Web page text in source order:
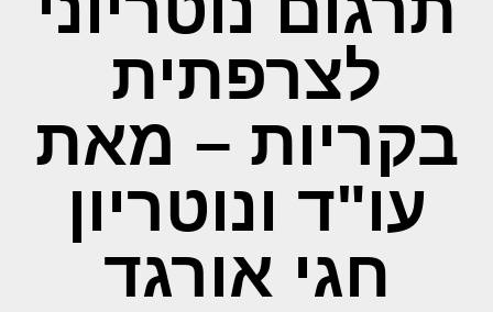
לצרפתית
בקריות – מאת
עו"ד ונוטריון
חגי אורגד